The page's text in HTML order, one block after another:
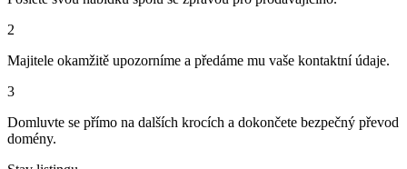
2
Majitele okamžitě upozorníme a předáme mu vaše kontaktní údaje.
3
Domluvte se přímo na dalších krocích a dokončete bezpečný převod
domény.